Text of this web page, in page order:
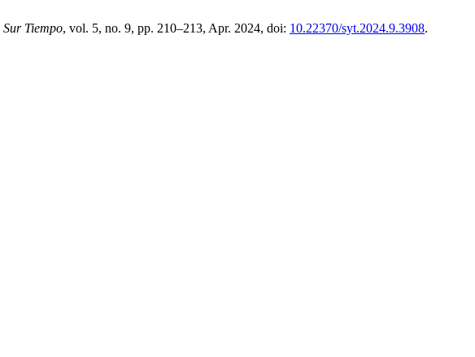
Sur Tiempo, vol. 5, no. 9, pp. 210–213, Apr. 2024, doi: 10.22370/syt.2024.9.3908.